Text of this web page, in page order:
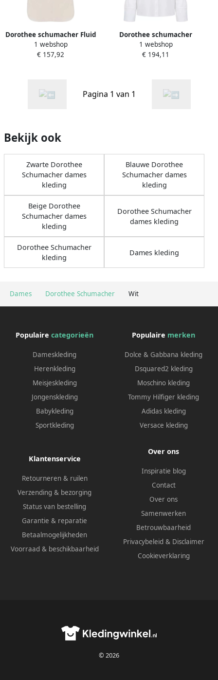
Dames Dorothee Schumacher Wit
Dorothee schumacher Fluid
Volumes Top White Dames
1 webshop
€ 157,92
Dorothee schumacher
Blouse Poplin Power White
Dames
1 webshop
€ 194,11
Pagina 1 van 1
Bekijk ook
Zwarte Dorothee
Schumacher dames
kleding
Blauwe Dorothee
Schumacher dames
kleding
Beige Dorothee
Schumacher dames
kleding
Dorothee Schumacher
dames kleding
Dorothee Schumacher
kleding
Dames kleding
Populaire categorieën
Dameskleding
Herenkleding
Meisjeskleding
Jongenskleding
Babykleding
Sportkleding
Populaire merken
Dolce & Gabbana kleding
Dsquared2 kleding
Moschino kleding
Tommy Hilfiger kleding
Adidas kleding
Versace kleding
Klantenservice
Retourneren & ruilen
Verzending & bezorging
Status van bestelling
Garantie & reparatie
Betaalmogelijkheden
Voorraad & beschikbaarheid
Over ons
Inspiratie blog
Contact
Over ons
Samenwerken
Betrouwbaarheid
Privacybeleid & Disclaimer
Cookieverklaring
© 2026